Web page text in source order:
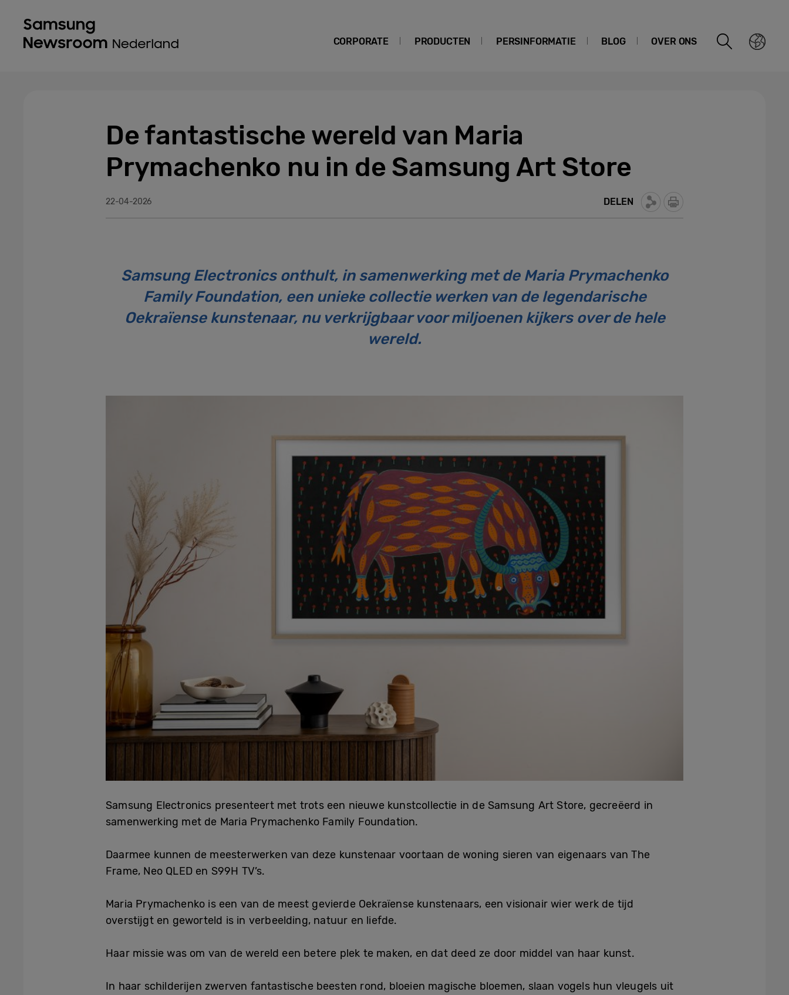
CORPORATE PRODUCTEN PERSINFORMATIE BLOG OVER ONS
De fantastische wereld van Maria
Prymachenko nu in de Samsung Art Store
22-04-2026 DELEN
Samsung Electronics onthult, in samenwerking met de Maria Prymachenko
Family Foundation, een unieke collectie werken van de legendarische
Oekraïense kunstenaar, nu verkrijgbaar voor miljoenen kijkers over de hele
wereld.
Samsung Electronics presenteert met trots een nieuwe kunstcollectie in de Samsung Art Store, gecreëerd in
samenwerking met de Maria Prymachenko Family Foundation.
Daarmee kunnen de meesterwerken van deze kunstenaar voortaan de woning sieren van eigenaars van The
Frame, Neo QLED en S99H TV’s.
Maria Prymachenko is een van de meest gevierde Oekraïense kunstenaars, een visionair wier werk de tijd
overstijgt en geworteld is in verbeelding, natuur en liefde.
Haar missie was om van de wereld een betere plek te maken, en dat deed ze door middel van haar kunst.
In haar schilderijen zwerven fantastische beesten rond, bloeien magische bloemen, slaan vogels hun vleugels uit